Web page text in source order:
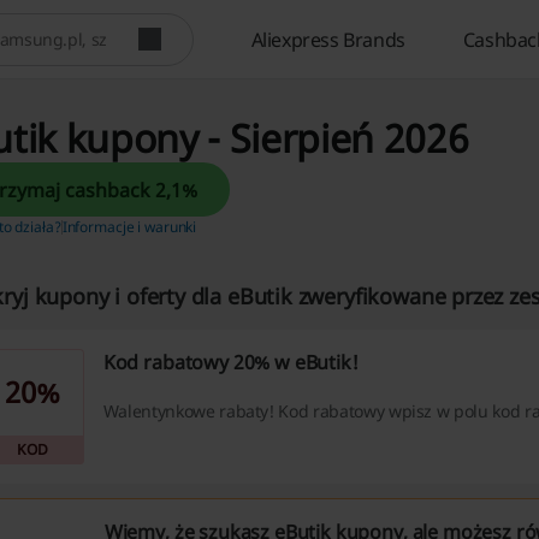
Aliexpress Brands
kupony - Sierpień 2026
Otrzymaj cashback 2,1%
działa?Informacje i warunki
kupony i oferty dla eButik zweryfikowane przez
20%
KOD
Kod rabatowy 20% w eButik!
Walentynkowe rabaty! Kod rabatowy wpisz w polu kod
Wiemy, że szukasz eButik kupony, ale możesz